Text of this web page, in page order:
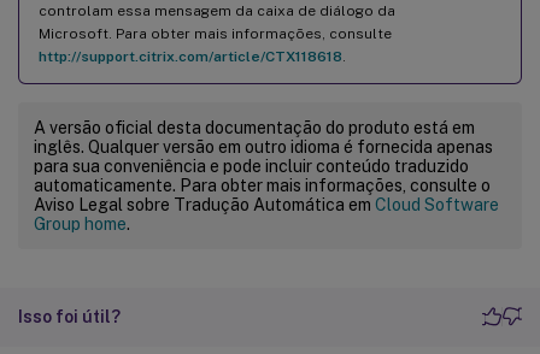
controlam essa mensagem da caixa de diálogo da
Microsoft. Para obter mais informações, consulte
http://support.citrix.com/article/CTX118618
A versão oficial desta documentação do produto está em
inglês. Qualquer versão em outro idioma é fornecida apenas
para sua conveniência e pode incluir conteúdo traduzido
automaticamente. Para obter mais informações, consulte o
Aviso Legal sobre Tradução Automática em Cloud Software
Group home.
Isso foi útil?